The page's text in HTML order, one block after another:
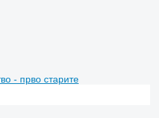
- прво старите